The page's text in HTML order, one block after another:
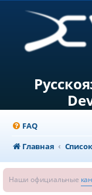
FAQ
Главная
Наши официальные